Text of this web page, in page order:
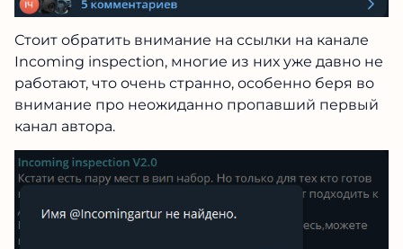
Стоит обратить внимание на ссылки на канале
Incoming inspection, многие из них уже давно не
работают, что очень странно, особенно беря во
внимание про неожиданно пропавший первый
канал автора.